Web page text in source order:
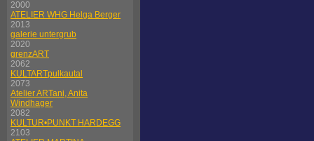
2000
ATELIER WHG Helga Berger
2013
galerie untergrub
2020
grenzART
2062
KULTARTpulkautal
2073
Atelier ARTani, Anita
Windhager
2082
KULTUR•PUNKT HARDEGG
2103